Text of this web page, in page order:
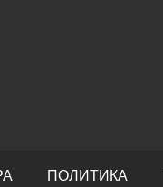
ПОЛИТИКА